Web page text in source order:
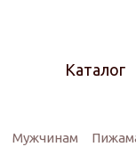
Каталог
Мужчинам